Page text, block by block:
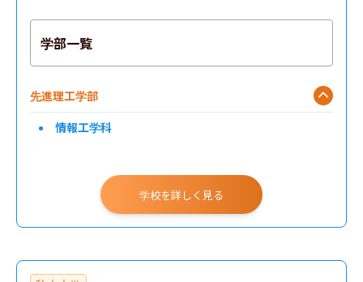
学部一覧
先進理工学部
情報工学科
学校を詳しく見る